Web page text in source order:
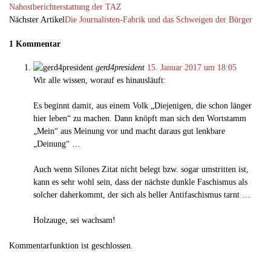
Nahostberichterstattung der TAZ
Nächster ArtikelDie Journalisten-Fabrik und das Schweigen der Bürger
1 Kommentar
gerd4president 15. Januar 2017 um 18:05
Wir alle wissen, worauf es hinausläuft:
Es beginnt damit, aus einem Volk „Diejenigen, die schon länger
hier leben“ zu machen. Dann knöpft man sich den Wortstamm
„Mein“ aus Meinung vor und macht daraus gut lenkbare
„Deinung“ …
Auch wenn Silones Zitat nicht belegt bzw. sogar umstritten ist,
kann es sehr wohl sein, dass der nächste dunkle Faschismus als
solcher daherkommt, der sich als heller Antifaschismus tarnt …
Holzauge, sei wachsam!
Kommentarfunktion ist geschlossen.